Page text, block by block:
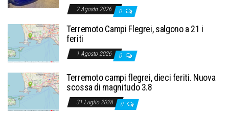
2 Agosto 2026 0
Terremoto Campi Flegrei, salgono a 21 i
feriti
1 Agosto 2026 0
Terremoto campi flegrei, dieci feriti. Nuova
scossa di magnitudo 3.8
31 Luglio 2026 0